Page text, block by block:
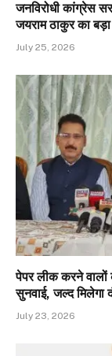
जनविरोधी कांग्रेस
जयराम ठाकुर का
July 25, 2026
पेपर लीक करने वालों
सुनवाई, जल्द मिलेगा
July 23, 2026